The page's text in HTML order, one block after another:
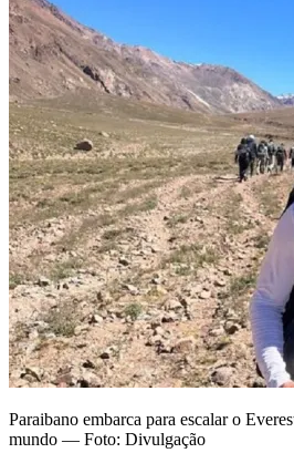
Paraibano embarca para escalar o
mundo — Foto: Divulgação